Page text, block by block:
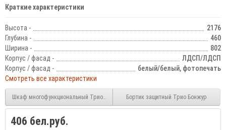
Краткие характеристики
Высота -
2176
Глубина -
460
Ширина -
802
Корпус / фасад -
ЛДСП/ЛДСП
Корпус / фасад -
белый/белый, фотопечать
Смотреть все характеристики
Шкаф многофункциональный Трио Бонжур ШК-10Бортик защитный Трио Бонжур
406 бел.руб.